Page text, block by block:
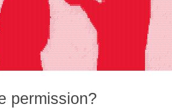
permission?